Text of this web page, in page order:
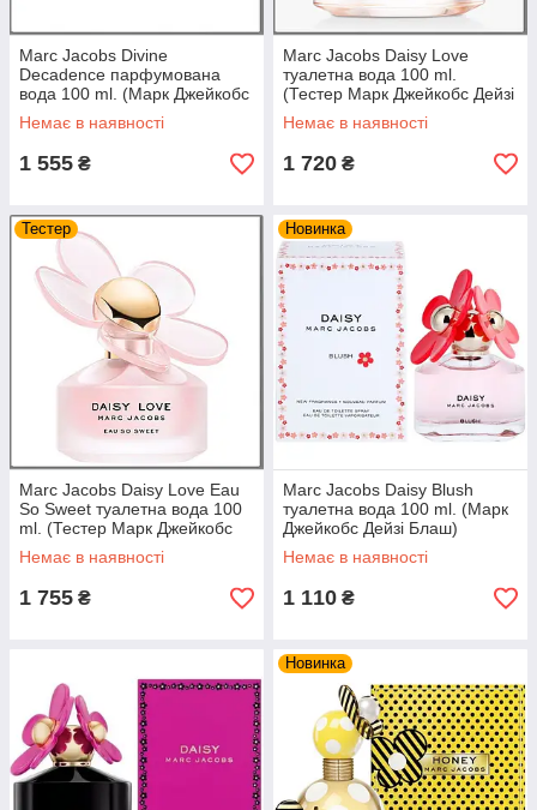
Marc Jacobs Divine
Decadence парфумована
вода 100 ml. (Марк Джейкобс
Божественний Спекот)
Немає в наявності
1 555 ₴
Marc Jacobs Daisy Love
туалетна вода 100 ml.
(Тестер Марк Джейкобс Дейзі
Лав)
Немає в наявності
1 720 ₴
Тестер
Marc Jacobs Daisy Love Eau
So Sweet туалетна вода 100
ml. (Тестер Марк Джейкобс
Дейзі Лав Єау Соу Світ)
Немає в наявності
1 755 ₴
Новинка
Marc Jacobs Daisy Blush
туалетна вода 100 ml. (Марк
Джейкобс Дейзі Блаш)
Немає в наявності
1 110 ₴
Новинка